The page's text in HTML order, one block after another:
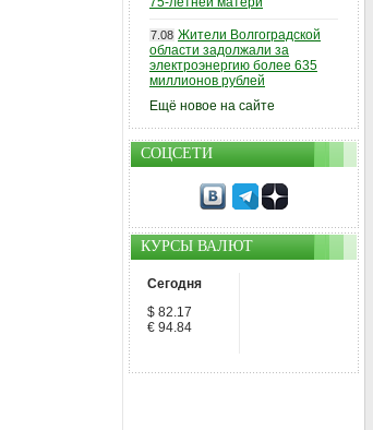
7.08 Жители Волгоградской
области задолжали за
электроэнергию более 635
миллионов рублей
Ещё новое на сайте
СОЦСЕТИ
КУРСЫ ВАЛЮТ
Сегодня
$ 82.17
€ 94.84